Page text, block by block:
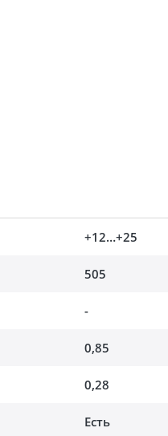
+12…+25
505
-
0,85
0,28
Есть